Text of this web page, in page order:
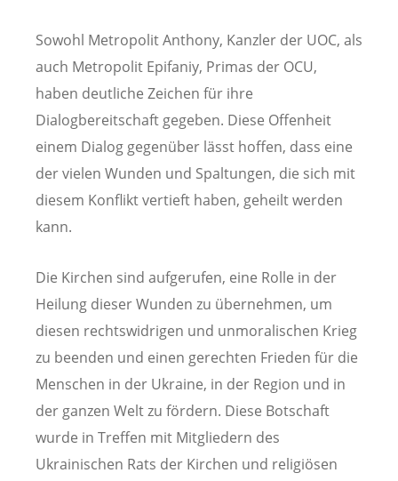
Sowohl Metropolit Anthony, Kanzler der UOC, als
auch Metropolit Epifaniy, Primas der OCU,
haben deutliche Zeichen für ihre
Dialogbereitschaft gegeben. Diese Offenheit
einem Dialog gegenüber lässt hoffen, dass eine
der vielen Wunden und Spaltungen, die sich mit
diesem Konflikt vertieft haben, geheilt werden
kann.
Die Kirchen sind aufgerufen, eine Rolle in der
Heilung dieser Wunden zu übernehmen, um
diesen rechtswidrigen und unmoralischen Krieg
zu beenden und einen gerechten Frieden für die
Menschen in der Ukraine, in der Region und in
der ganzen Welt zu fördern. Diese Botschaft
wurde in Treffen mit Mitgliedern des
Ukrainischen Rats der Kirchen und religiösen